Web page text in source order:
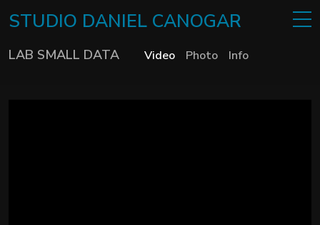
STUDIO DANIEL CANOGAR
LAB SMALL DATA Video Photo Info